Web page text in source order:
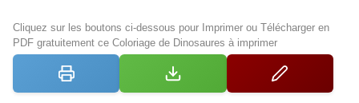
Cliquez sur les boutons ci-dessous pour Imprimer ou Télécharger en
PDF gratuitement ce Coloriage de Dinosaures à imprimer